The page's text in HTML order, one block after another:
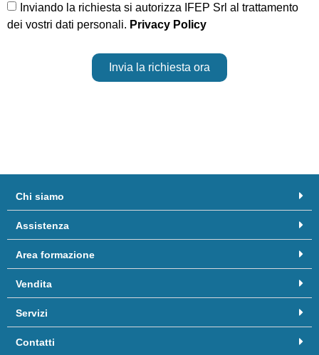
Inviando la richiesta si autorizza IFEP Srl al trattamento
dei vostri dati personali. Privacy Policy
Invia la richiesta ora
Chi siamo
Assistenza
Area formazione
Vendita
Servizi
Contatti